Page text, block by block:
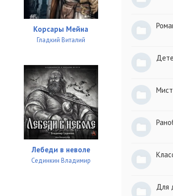
Корсары Мейна
Гладкий Виталий
Лебеди в неволе
Сединкин Владимир
Для